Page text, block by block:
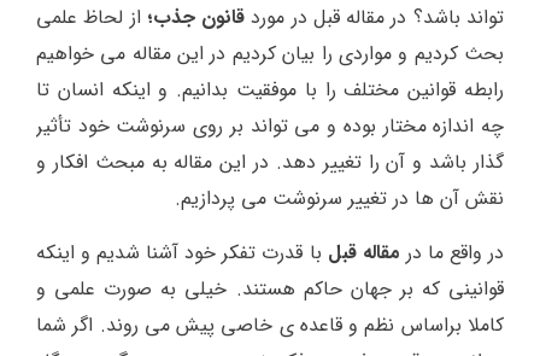
تواند باشد؟ در مقاله قبل در مورد قانون جذب؛ از لحاظ علمی
بحث کردیم و مواردی را بیان کردیم در این مقاله می خواهیم
رابطه قوانین مختلف را با موفقیت بدانیم. و اینکه انسان تا
چه اندازه مختار بوده و می تواند بر روی سرنوشت خود تأثیر
گذار باشد و آن را تغییر دهد. در این مقاله به مبحث افکار و
نقش آن ها در تغییر سرنوشت می پردازیم.
در واقع ما در مقاله قبل با قدرت تفکر خود آشنا شدیم و اینکه
قوانینی که بر جهان حاکم هستند. خیلی به صورت علمی و
کاملا براساس نظم و قاعده ی خاصی پیش می روند. اگر شما